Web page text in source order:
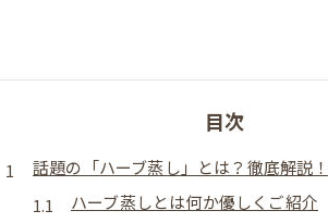
目次
話題の「ハーブ蒸し」とは？徹底解説！
ハーブ蒸しとは何か優しくご紹介